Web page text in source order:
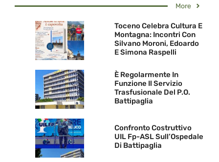
More
Toceno Celebra Cultura E
Montagna: Incontri Con
Silvano Moroni, Edoardo
E Simona Raspelli
È Regolarmente In
Funzione Il Servizio
Trasfusionale Del P.O.
Battipaglia
Confronto Costruttivo
UIL Fp-ASL Sull’Ospedale
Di Battipaglia